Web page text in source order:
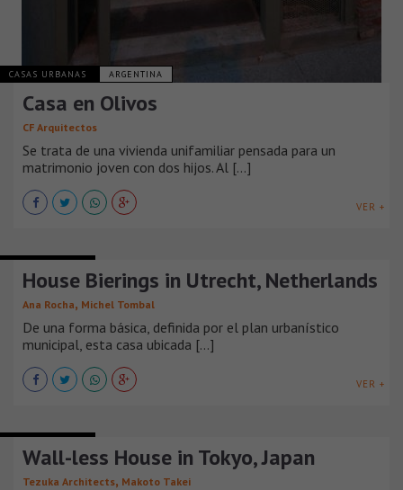
CASAS URBANAS ARGENTINA
Casa en Olivos
CF Arquitectos
Se trata de una vivienda unifamiliar pensada para un
matrimonio joven con dos hijos. Al [...]
VER +
House Bierings in Utrecht, Netherlands
Ana Rocha, Michel Tombal
De una forma básica, definida por el plan urbanístico
municipal, esta casa ubicada [...]
VER +
Wall-less House in Tokyo, Japan
Tezuka Architects, Makoto Takei